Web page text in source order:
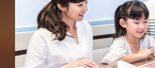
店舗・テナント施工事例
戸建賃貸住宅活用事例
2023年10月
2023年9月